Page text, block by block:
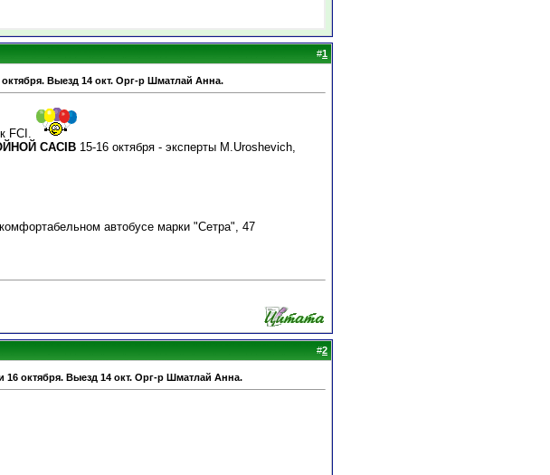
#1
Выезд 14 окт. Орг-р Шматлай Анна.
FCI.
CACIB 15-16 октября - эксперты M.Uroshevich,
автобусе марки "Сетра", 47
#2
октября. Выезд 14 окт. Орг-р Шматлай Анна.